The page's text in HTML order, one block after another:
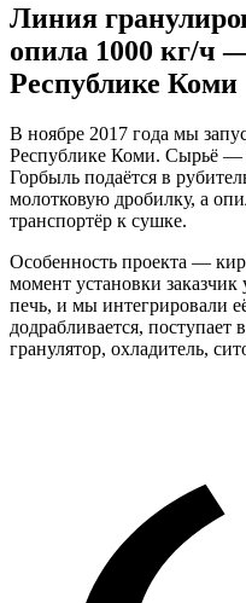
Линия
опила 1000 кг/ч
Республике Коми
В ноябре 2017 года мы
Республике Коми. Сырьё —
Горбыль подаётся в
молотковую дробилку, а
транспортёр к сушке.
Особенность проекта —
момент установки
печь, и мы интегрировали
додрабливается, поступает
гранулятор, охладитель,